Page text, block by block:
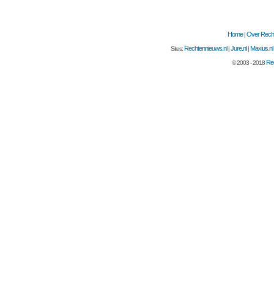
Home|Over
Sites:Rechtennieuws.nl |Jure.nl |Maxius.nl
© 2003 - 2018